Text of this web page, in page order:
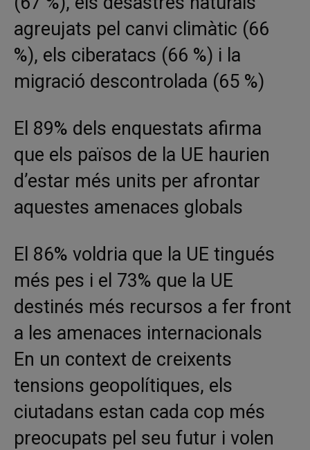
agreujats pel canvi climàtic (66
%), els ciberatacs (66 %) i la
migració descontrolada (65 %)
El 89% dels enquestats afirma
que els països de la UE haurien
d’estar més units per afrontar
aquestes amenaces globals
El 86% voldria que la UE tingués
més pes i el 73% que la UE
destinés més recursos a fer front
a les amenaces internacionals
En un context de creixents
tensions geopolítiques, els
ciutadans estan cada cop més
preocupats pel seu futur i volen